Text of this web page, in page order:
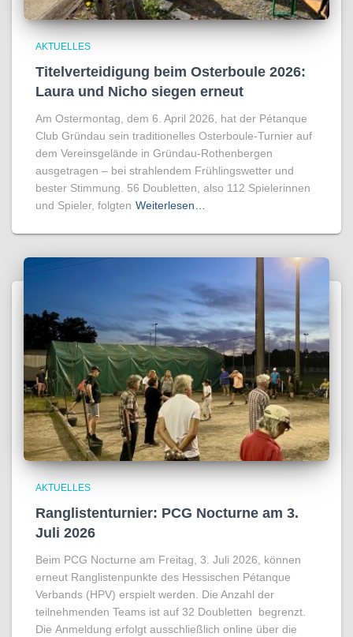
AKTUELLES
Titelverteidigung beim Osterboule 2026:
Laura und Nicho siegen erneut
Am Ostermontag, dem 6. April 2026, hat der Pétanque
Club Gründau sein traditionelles Osterboule-Turnier auf
dem Vereinsgelände in Gründau-Rothenbergen
ausgetragen – bei strahlendem Frühlingswetter und
bester Stimmung. 56 Doubletten, also 112 Spielerinnen
und Spieler, folgten Weiterlesen…
AKTUELLES
Ranglistenturnier: PCG Nocturne am 3.
Juli 2026
Beim PCG Nocturne am Freitag, 3. Juli 2026, können
erneut Ranglistenpunkte des Hessischen Pétanque
Verbands (HPV) erspielt werden. Die Anzahl der
teilnehmenden Teams ist auf 32 Doubletten begrenzt.
Die Anmeldung erfolgt ausschließlich online über die